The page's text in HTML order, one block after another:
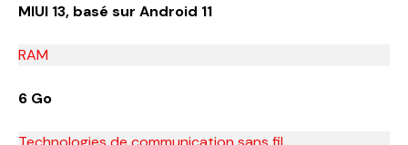
MIUI 13, basé sur Android 11
RAM
6 Go